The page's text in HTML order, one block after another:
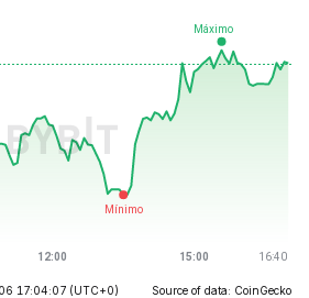
17:04:07 (UTC+0) Source of data: CoinGecko